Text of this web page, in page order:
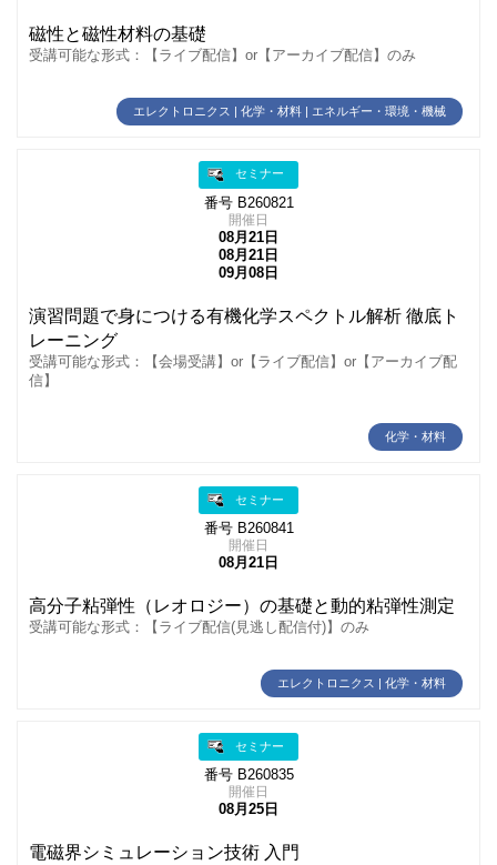
磁性と磁性材料の基礎
受講可能な形式：【ライブ配信】or【アーカイブ配信】のみ
エレクトロニクス | 化学・材料 | エネルギー・環境・機械
セミナー
番号 B260821
開催日
08月21日
08月21日
09月08日
演習問題で身につける有機化学スペクトル解析 徹底ト
レーニング
受講可能な形式：【会場受講】or【ライブ配信】or【アーカイブ配
信】
化学・材料
セミナー
番号 B260841
開催日
08月21日
高分子粘弾性（レオロジー）の基礎と動的粘弾性測定
受講可能な形式：【ライブ配信(見逃し配信付)】のみ
エレクトロニクス | 化学・材料
セミナー
番号 B260835
開催日
08月25日
電磁界シミュレーション技術 入門